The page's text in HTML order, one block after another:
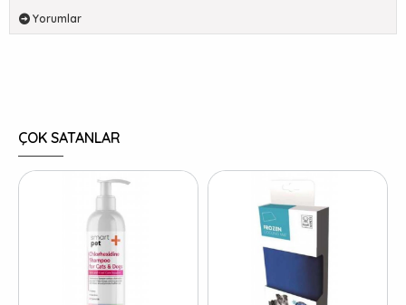
Yorumlar
ÇOK SATANLAR